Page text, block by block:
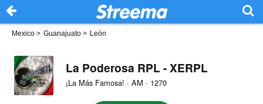
Mexico > Guanajuato > León
La Poderosa RPL - XERPL
¡La Más Famosa! · AM · 1270